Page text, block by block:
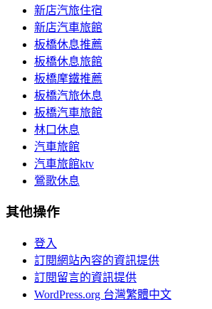
新店汽旅住宿
新店汽車旅館
板橋休息推薦
板橋休息旅館
板橋摩鐵推薦
板橋汽旅休息
板橋汽車旅館
林口休息
汽車旅館
汽車旅館ktv
鶯歌休息
其他操作
登入
訂閱網站內容的資訊提供
訂閱留言的資訊提供
WordPress.org 台灣繁體中文